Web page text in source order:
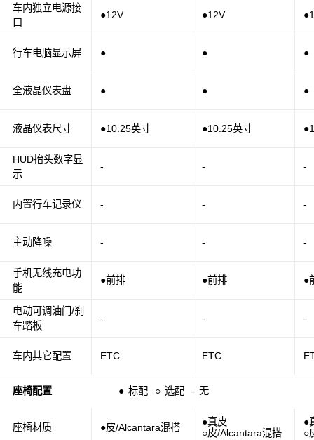
车内独立电源接
口
行车电脑显示屏
全液晶仪表盘
液晶仪表尺寸
HUD抬头数字显
示
内置行车记录仪
主动降噪
手机无线充电功
能
电动可调油门/刹
车踏板
车内其它配置
座椅配置 ● 标配 ○ 选配 - 无
座椅材质
●12V ●12V
● ● ●
● ● ●
●10.25英寸 ●10.25英寸
- - -
- - -
- - -
●前排 ●前排 ●
- - -
ETC ETC
●皮/Alcantara混搭
●真皮
○皮/Alcantara混搭
●
○